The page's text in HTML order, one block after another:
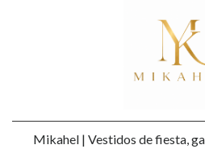
Mikahel | Vestidos de fiesta,